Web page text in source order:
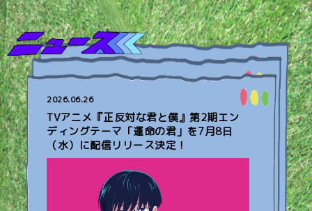
2026.06.26
TVアニメ『正反対な君と僕』第2期エン
ディングテーマ「運命の君」を7月8日
（水）に配信リリース決定！